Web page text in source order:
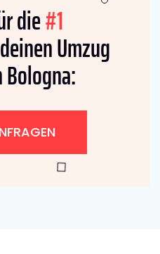
die#1
Umzug